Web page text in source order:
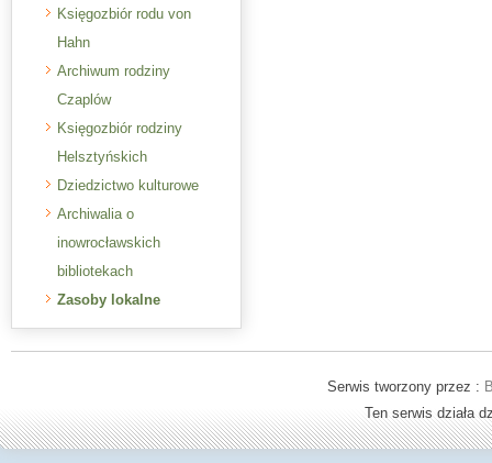
Księgozbiór rodu von
Hahn
Archiwum rodziny
Czaplów
Księgozbiór rodziny
Helsztyńskich
Dziedzictwo kulturowe
Archiwalia o
inowrocławskich
bibliotekach
Zasoby lokalne
Serwis tworzony przez :
Ten serwis działa